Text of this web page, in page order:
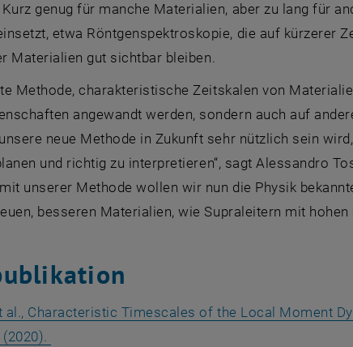
genug für manche Materialien, aber zu lang für
etwa Röntgenspektroskopie, die auf kürzerer
Materialien gut sichtbar bleiben.
Methode, charakteristische Zeitskalen von
angewandt werden, sondern auch auf
neue Methode in Zukunft sehr nützlich sein
und richtig zu interpretieren“, sagt Alessandro
unserer Methode wollen wir nun die Physik
besseren Materialien, wie Supraleitern mit
al., Characteristic Timescales of the Local Moment